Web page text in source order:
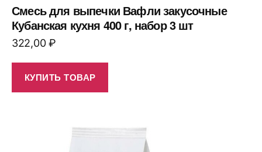
Смесь для выпечки Вафли закусочные
Кубанская кухня 400 г, набор 3 шт
322,00₽
КУПИТЬ ТОВАР